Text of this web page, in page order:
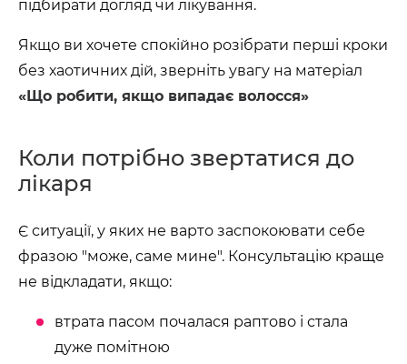
підбирати догляд чи лікування.
Якщо ви хочете спокійно розібрати перші кроки
без хаотичних дій, зверніть увагу на матеріал
«Що робити, якщо випадає волосся»
Коли потрібно звертатися до
лікаря
Є ситуації, у яких не варто заспокоювати себе
фразою "може, саме мине". Консультацію краще
не відкладати, якщо:
втрата пасом почалася раптово і стала
дуже помітною